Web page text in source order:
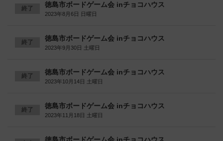
終了 徳島市ボードゲーム会 inチョコハウス
2023年8月6日 日曜日
終了 徳島市ボードゲーム会 inチョコハウス
2023年9月30日 土曜日
終了 徳島市ボードゲーム会 inチョコハウス
2023年10月14日 土曜日
終了 徳島市ボードゲーム会 inチョコハウス
2023年11月18日 土曜日